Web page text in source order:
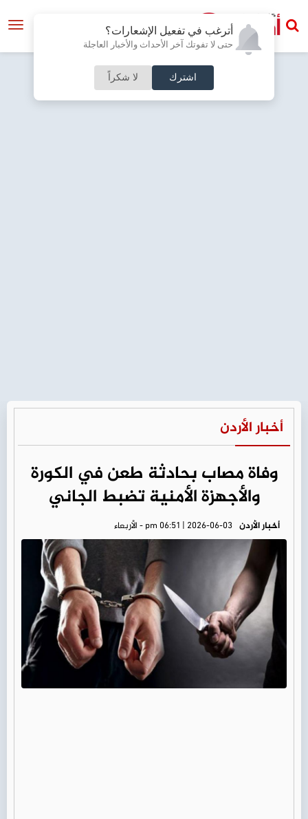
أترغب في تفعيل الإشعارات؟
حتى لا تفوتك آخر الأحداث والأخبار العاجلة
اشترك لا شكراً
أخبار الأردن
وفاة مصاب بحادثة طعن في الكورة
والأجهزة الأمنية تضبط الجاني
أخبار الأردن pm 06:51 | 2026-06-03 - الأربعاء